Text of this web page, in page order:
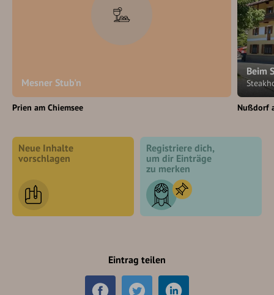
Mesner Stub'n
Prien am Chiemsee
Beim
Nußdorf
Neue Inhalte
vorschlagen
Registriere dich,
um dir Einträge
zu merken
Eintrag teilen